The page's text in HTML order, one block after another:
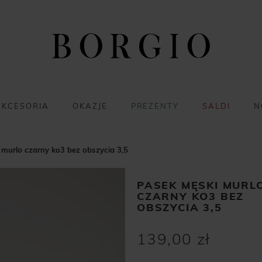
OKAZJE PREZENTY SALDI
czarny ko3 bez obszycia 3,5
PASEK MĘSKI
CZARNY KO3 BEZ
OBSZYCIA 3,5
139,00 zł